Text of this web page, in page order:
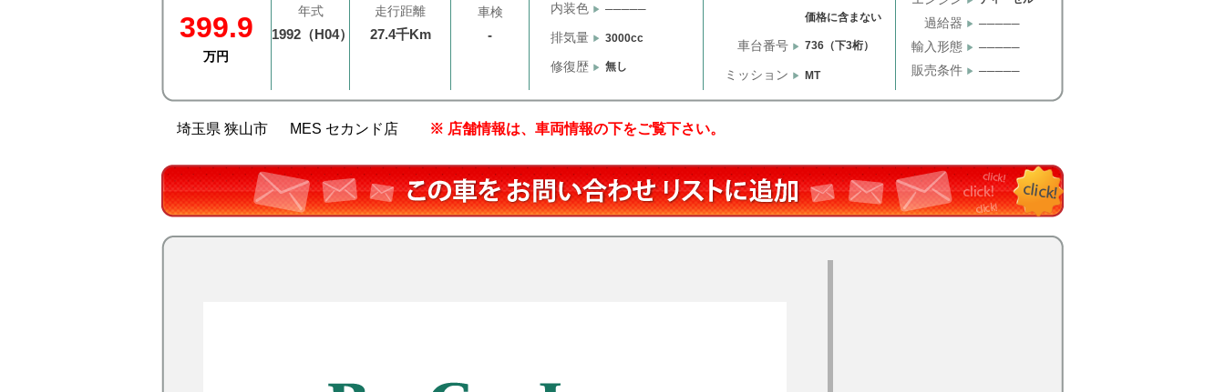
399.9
万円
年式
1992（H04）
走行距離
27.4千Km
車検
-
内装色 ─────
排気量 3000cc
修復歴 無し
価格に含まない
車台番号 736（下3桁）
ミッション MT
過給器 ─────
輸入形態 ─────
販売条件 ─────
埼玉県 狭山市 MES セカンド店 ※ 店舗情報は、車両情報の下をご覧下さい。